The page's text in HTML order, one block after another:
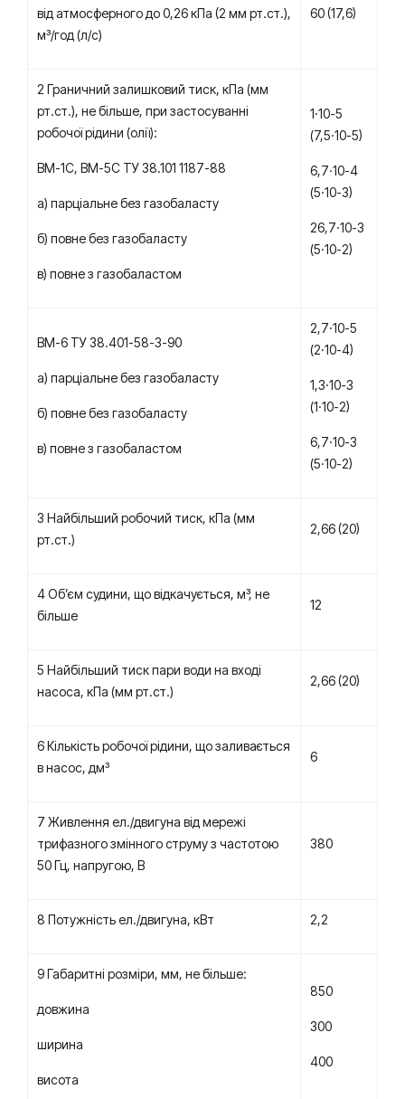
від атмосферного до 0,26 кПа (2 мм рт.ст.),
м³/год (л/с)
60 (17,6)
2 Граничний залишковий тиск, кПа (мм
рт.ст.), не більше, при застосуванні
робочої рідини (олії):
ВМ-1С, ВМ-5С ТУ 38.101 1187-88
а) парціальне без газобаласту
б) повне без газобаласту
в) повне з газобаластом
1·10-5
(7,5·10-5)
6,7·10-4
(5·10-3)
26,7·10-3
(5·10-2)
ВМ-6 ТУ 38.401-58-3-90
а) парціальне без газобаласту
б) повне без газобаласту
в) повне з газобаластом
2,7·10-5
(2·10-4)
1,3·10-3
(1·10-2)
6,7·10-3
(5·10-2)
3 Найбільший робочий тиск, кПа (мм
рт.ст.)
2,66 (20)
4 Об’єм судини, що відкачується, м³, не
більше
12
5 Найбільший тиск пари води на вході
насоса, кПа (мм рт.ст.)
2,66 (20)
6 Кількість робочої рідини, що заливається
в насос, дм³
6
7 Живлення ел./двигуна від мережі
трифазного змінного струму з частотою
50 Гц, напругою, В
380
8 Потужність ел./двигуна, кВт 2,2
9 Габаритні розміри, мм, не більше:
довжина
ширина
висота
850
300
400